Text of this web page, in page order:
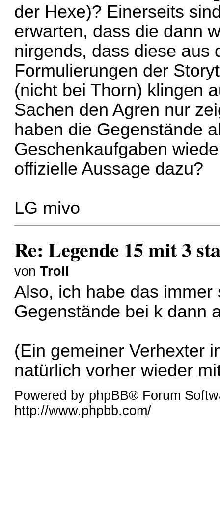
der Hexe)? Einerseits
erwarten, dass die dann
nirgends, dass diese aus
Formulierungen der
(nicht bei Thorn) klingen
Sachen den Agren nur
haben die Gegenstände
Geschenkaufgaben
offizielle Aussage dazu?
LG mivo
Re: Legende 15 mit 3
vonTroII
Also, ich habe das
Gegenstände bei k dann
(Ein gemeiner Verhexter
natürlich vorher wieder
Powered by phpBB® Forum
http://www.phpbb.com/